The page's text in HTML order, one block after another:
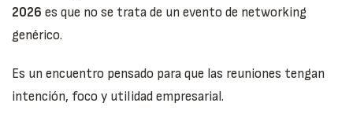
2026 es que no se trata de un evento de networking
genérico.
Es un encuentro pensado para que las reuniones tengan
intención, foco y utilidad empresarial.